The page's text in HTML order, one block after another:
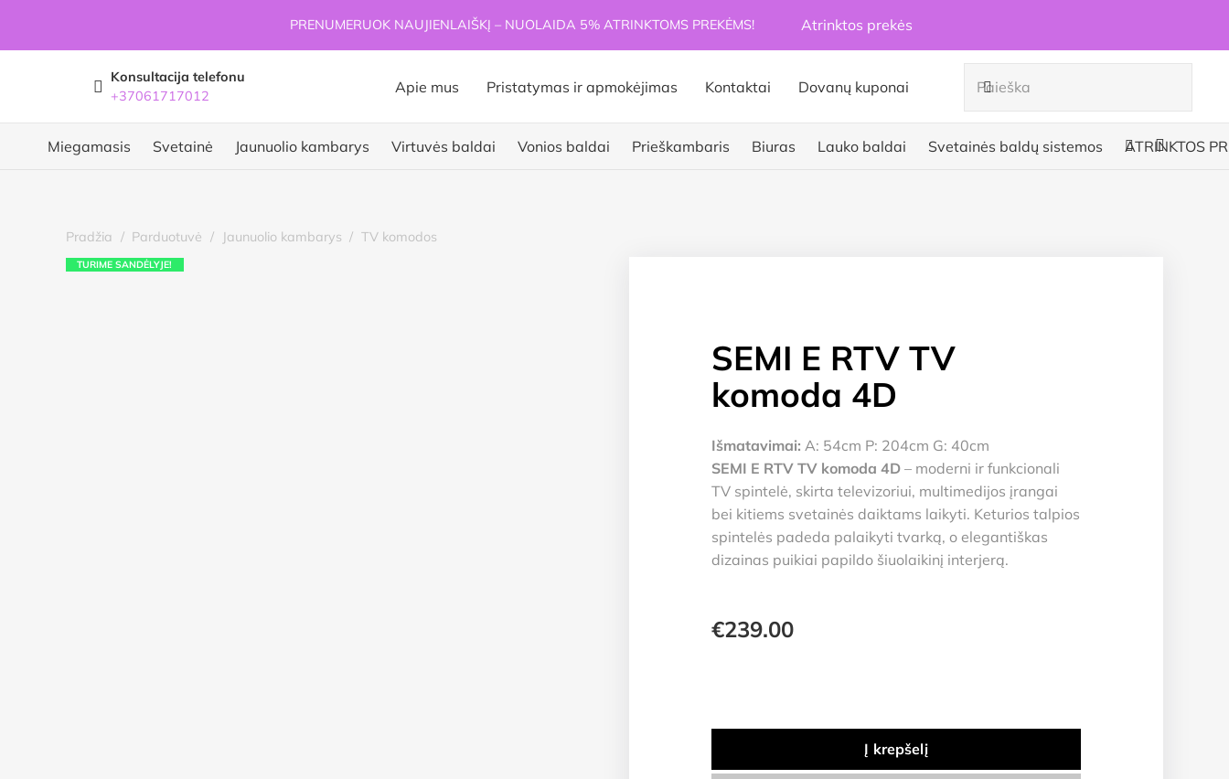
PRENUMERUOK NAUJIENLAIŠKĮ – NUOLAIDA 5% ATRINKTOMS PREKĖMS! Atrinktos prekės
Konsultacija telefonu
+37061717012
Apie mus Pristatymas ir apmokėjimas Kontaktai Dovanų kuponai
Miegamasis Svetainė Jaunuolio kambarys Virtuvės baldai Vonios baldai Prieškambaris Biuras Lauko baldai Svetainės baldų sistemos ATRINKTOS
Pradžia / Parduotuvė / Jaunuolio kambarys / TV komodos
TURIME SANDĖLYJE!
SEMI E RTV TV
komoda 4D
Išmatavimai: A: 54cm P: 204cm G: 40cm
SEMI E RTV TV komoda 4D– moderni ir funkcionali
TV spintelė, skirta televizoriui, multimedijos įrangai
bei kitiems svetainės daiktams laikyti. Keturios talpios
spintelės padeda palaikyti tvarką, o elegantiškas
dizainas puikiai papildo šiuolaikinį interjerą.
€239.00
Į krepšelį